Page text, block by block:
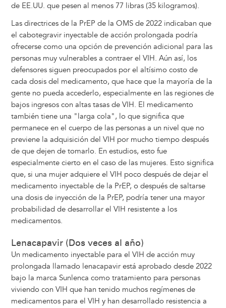
de EE.UU. que pesen al menos 77 libras (35 kilogramos).
Las directrices de la PrEP de la OMS de 2022 indicaban que
el cabotegravir inyectable de acción prolongada podría
ofrecerse como una opción de prevención adicional para las
personas muy vulnerables a contraer el VIH. Aún así, los
defensores siguen preocupados por el altísimo costo de
cada dosis del medicamento, que hace que la mayoría de la
gente no pueda accederlo, especialmente en las regiones de
bajos ingresos con altas tasas de VIH. El medicamento
también tiene una "larga cola", lo que significa que
permanece en el cuerpo de las personas a un nivel que no
previene la adquisición del VIH por mucho tiempo después
de que dejen de tomarlo. En estudios, esto fue
especialmente cierto en el caso de las mujeres. Esto significa
que, si una mujer adquiere el VIH poco después de dejar el
medicamento inyectable de la PrEP, o después de saltarse
una dosis de inyección de la PrEP, podría tener una mayor
probabilidad de desarrollar el VIH resistente a los
medicamentos.
Lenacapavir (Dos veces al año)
Un medicamento inyectable para el VIH de acción muy
prolongada llamado lenacapavir está aprobado desde 2022
bajo la marca Sunlenca como tratamiento para personas
viviendo con VIH que han tenido muchos regímenes de
medicamentos para el VIH y han desarrollado resistencia a